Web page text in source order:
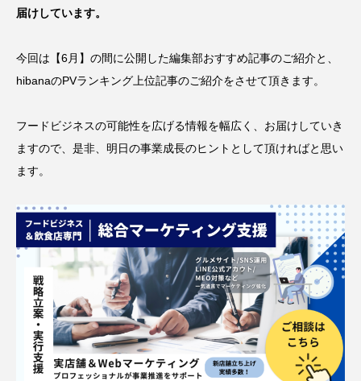
届けしています。
今回は【6月】の間に公開した編集部おすすめ記事のご紹介と、
hibanaのPVランキング上位記事のご紹介をさせて頂きます。
フードビジネスの可能性を広げる情報を幅広く、お届けしていき
ますので、是非、明日の事業成長のヒントとして頂ければと思い
ます。